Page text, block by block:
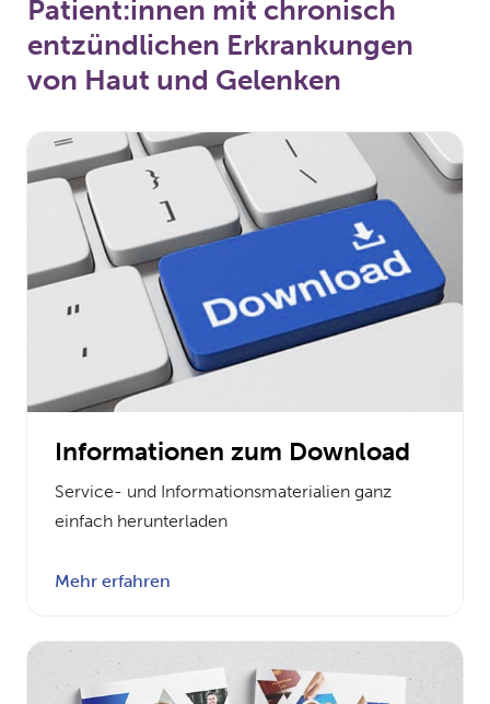
Patient:innen mit chronisch
entzündlichen Erkrankungen
von Haut und Gelenken
Informationen zum Download
Service- und Informationsmaterialien ganz
einfach herunterladen
Mehr erfahren